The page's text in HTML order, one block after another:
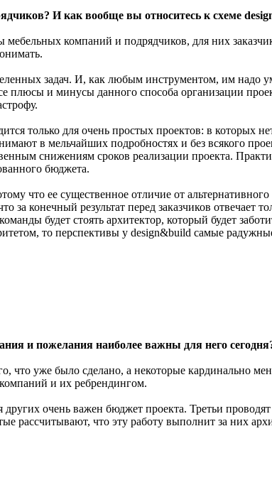
И как вообще вы относитесь к схеме
компаний и подрядчиков, для них
задач. И, как любым инструментом, им надо
плюсы и минусы данного способа организации
только для очень простых проектов: в которых
в мельчайших подробностях и без всякого
снижениям сроков реализации проекта.
бюджета.
что ее существенное отличие от
конечный результат перед заказчиков отвечает
будет стоять архитектор, который будет
то перспективы у design&build самые
и пожелания наиболее важны для него
что уже было сделано, а некоторые кардинально
и их ребрендингом.
очень важен бюджет проекта. Третьи
рассчитывают, что эту работу выполнит за них